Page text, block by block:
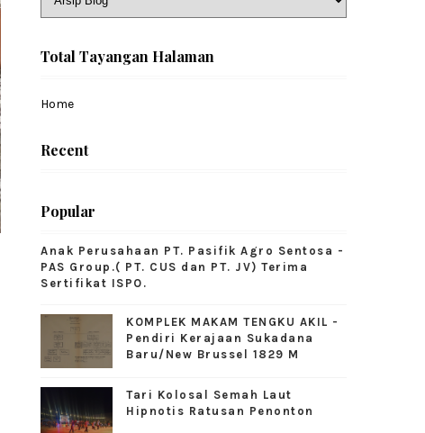
Total Tayangan Halaman
Home
Recent
Popular
Anak Perusahaan PT. Pasifik Agro Sentosa -
PAS Group.( PT. CUS dan PT. JV) Terima
Sertifikat ISPO.
KOMPLEK MAKAM TENGKU AKIL -
Pendiri Kerajaan Sukadana
Baru/New Brussel 1829 M
Tari Kolosal Semah Laut
Hipnotis Ratusan Penonton